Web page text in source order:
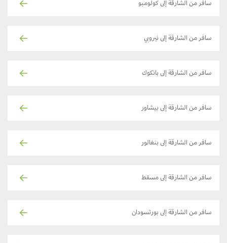
سافر من الشارقة إلى كولومبو
سافر من الشارقة إلى نيروبي
سافر من الشارقة إلى بانكوك
سافر من الشارقة إلى بيشاور
سافر من الشارقة إلى بنغالور
سافر من الشارقة إلى مسقط
سافر من الشارقة إلى بورتسودان